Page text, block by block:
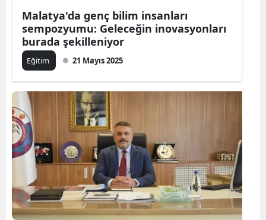
Malatya'da genç bilim insanları
sempozyumu: Geleceğin inovasyonları
burada şekilleniyor
Eğitim 21 Mayıs 2025